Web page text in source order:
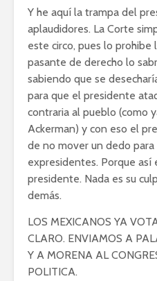
Y he aquí la trampa del
aplaudidores. La Corte
este circo, pues lo prohibe
pasante de derecho lo
sabiendo que se
para que el presidente
contraria al pueblo (como
Ackerman) y con eso el
de no mover un dedo para
expresidentes. Porque así
presidente. Nada es su
demás.
LOS MEXICANOS YA
CLARO. ENVIAMOS A
Y A MORENA AL
POLITICA.